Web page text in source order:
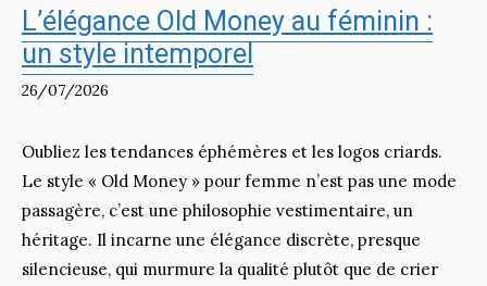
L’élégance Old Money au féminin :
un style intemporel
26/07/2026
Oubliez les tendances éphémères et les logos criards.
Le style « Old Money » pour femme n’est pas une mode
passagère, c’est une philosophie vestimentaire, un
héritage. Il incarne une élégance discrète, presque
silencieuse, qui murmure la qualité plutôt que de crier